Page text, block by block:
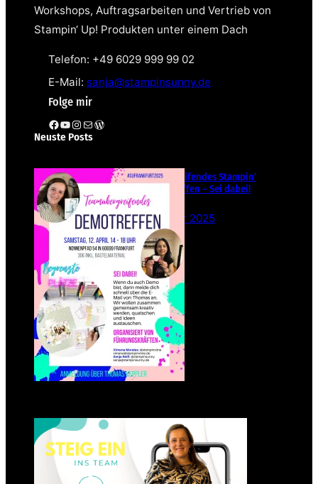
Workshops, Auftragsarbeiten und Vertrieb von
Stampin‘ Up! Produkten unter einem Dach
Telefon: +49 6029 999 99 02
E-Mail: sanja@stampinsunny.de
Folge mir
Facebook YouTube Instagram E-Mail WordPress
Neuste Posts
Teamübergreifendes Stampin‘
Up! Demotreffen – Sei dabei!
26. Februar 2025
Einsteigen 2025 im Team
Stampin‘ Sunny
23. Januar 2025